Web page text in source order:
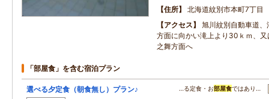
住所
北海道紋別市本町7丁目
アクセス
旭川紋別自動車道
方面に向かい滝上より30ｋｍ、
之舞方面へ
「部屋食」を含む宿泊プラン
選べる夕定食（朝食無し）プラン♪ …る定食・お部屋食ではあり…